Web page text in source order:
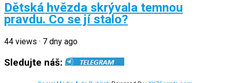
Dětská hvězda skrývala temnou
pravdu. Co se jí stalo?
44 views · 7 dny ago
Sledujte náš: